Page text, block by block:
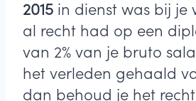
2015 in dienst was bij je
al recht had op een
van 2% van je bruto
het verleden gehaald
dan behoud je het